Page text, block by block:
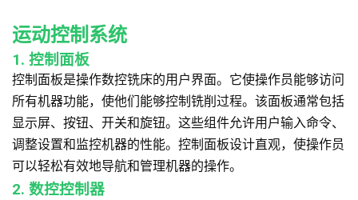
运动控制系统
1. 控制面板
控制面板是操作数控铣床的用户界面。它使操作员能够访问
所有机器功能，使他们能够控制铣削过程。该面板通常包括
显示屏、按钮、开关和旋钮。这些组件允许用户输入命令、
调整设置和监控机器的性能。控制面板设计直观，使操作员
可以轻松有效地导航和管理机器的操作。
2. 数控控制器